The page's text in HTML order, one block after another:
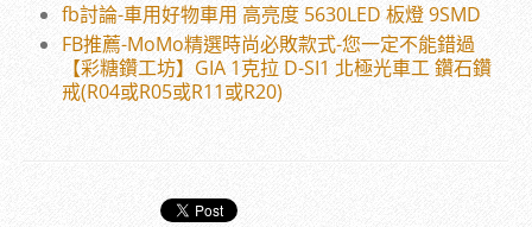
fb討論-車用好物車用 高亮度 5630LED 板燈 9SMD
FB推薦-MoMo精選時尚必敗款式-您一定不能錯過
【彩糖鑽工坊】GIA 1克拉 D-SI1 北極光車工 鑽石鑽
戒(R04或R05或R11或R20)